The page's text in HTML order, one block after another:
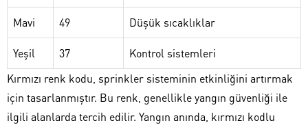
Mavi 49 Düşük sıcaklıklar
Yeşil 37
Kontrol sistemleri
Kırmızı renk kodu, sprinkler sisteminin etkinliğini artırmak
için tasarlanmıştır. Bu renk, genellikle yangın güvenliği ile
ilgili alanlarda tercih edilir. Yangın anında, kırmızı kodlu